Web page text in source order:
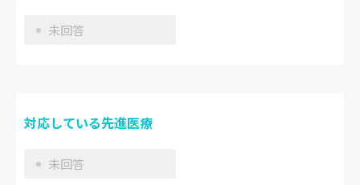
未回答
対応している先進医療
未回答